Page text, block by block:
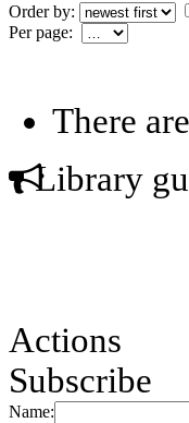
Order by:
Per page:
There
Library
Actions
Subscribe
Name: